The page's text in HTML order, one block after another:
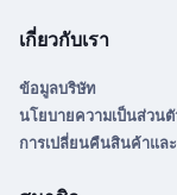
เกี่ยวกับเรา
ข้อมูลบริษัท
นโยบายความเป็นส่วน
การเปลี่ยนคืนสินค้าแล